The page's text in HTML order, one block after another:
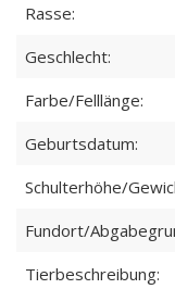
Rasse:
Geschlecht:
Farbe/Felllänge:
Geburtsdatum:
Schulterhöhe/
Fundort/
Tierbeschreibung: